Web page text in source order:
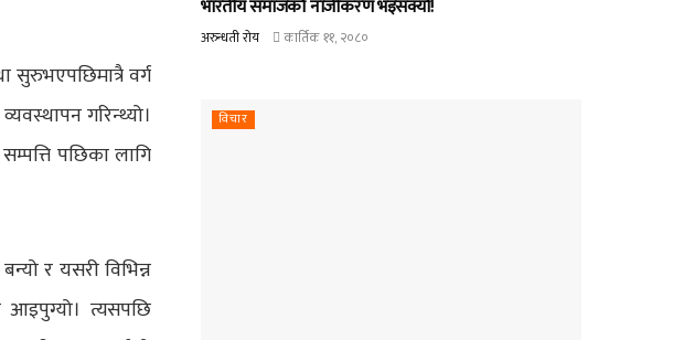
सुरुभएपछिमात्रै वर्ग
गरिन्थ्यो।
पछिका लागि
र यसरी विभिन्न
आइपुग्यो। त्यसपछि
भारतीय समाजको नाजीकरण भइसक्यो!
अरुन्धती रोय कार्तिक ११, २०८०
विचार